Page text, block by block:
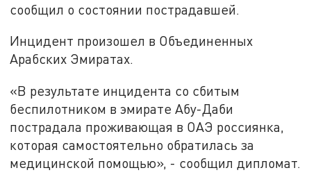
сообщил о состоянии пострадавшей.
Инцидент произошел в Объединенных
Арабских Эмиратах.
«В результате инцидента со сбитым
беспилотником в эмирате Абу-Даби
пострадала проживающая в ОАЭ россиянка,
которая самостоятельно обратилась за
медицинской помощью», - сообщил дипломат.